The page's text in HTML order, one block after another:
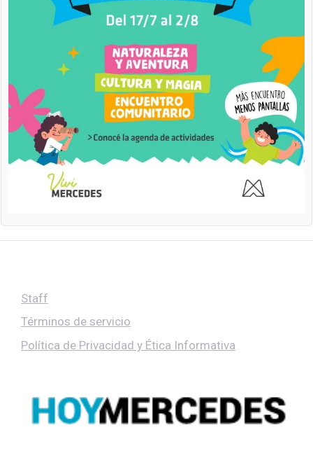
Staff
Términos de servicio
Política de Privacidad y Ética Informativa